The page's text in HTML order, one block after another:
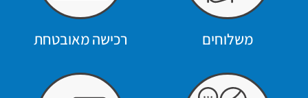
משלוחים רכישה מאובטחת